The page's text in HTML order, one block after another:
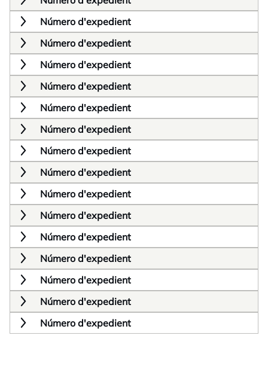
Número d'expedient
Número d'expedient
Número d'expedient
Número d'expedient
Número d'expedient
Número d'expedient
Número d'expedient
Número d'expedient
Número d'expedient
Número d'expedient
Número d'expedient
Número d'expedient
Número d'expedient
Número d'expedient
Número d'expedient